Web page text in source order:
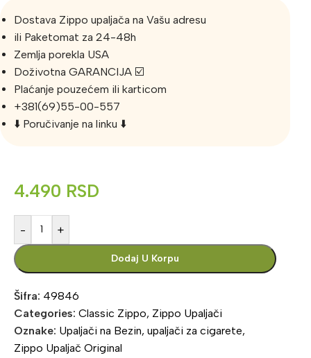
Dostava Zippo upaljača na Vašu adresu
ili Paketomat za 24-48h
Zemlja porekla USA
Doživotna GARANCIJA ☑️
Plaćanje pouzećem ili karticom
+381(69)55-00-557
⬇️ Poručivanje na linku ⬇️
4.490 RSD
- +
Dodaj U Korpu
Šifra: 49846
Categories: Classic Zippo, Zippo Upaljači
Oznake: Upaljači na Bezin, upaljači za cigarete,
Zippo Upaljač Original